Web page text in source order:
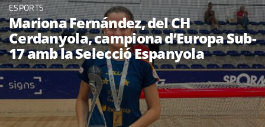
ESPORTS
Mariona Fernández, del CH
Cerdanyola, campiona d’Europa Sub-
17 amb la Selecció Espanyola